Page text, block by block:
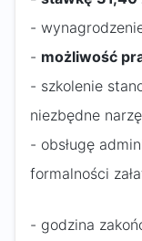
-
- możliwość
- szkolenie
niezbędne
- obsługę
formalności
- godzina